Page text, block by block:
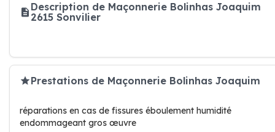
Description de Maçonnerie Bolinhas Joaquim
2615 Sonvilier
Prestations de Maçonnerie Bolinhas Joaquim
réparations en cas de fissures éboulement humidité
endommageant gros œuvre